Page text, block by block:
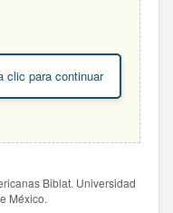
clic para continuar
Biblat. Universidad
México.